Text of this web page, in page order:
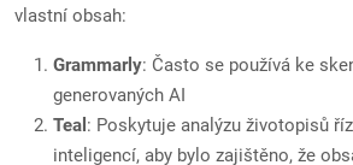
vlastní obsah:
Grammarly: Často se používá ke
generovaných AI
Teal : Poskytuje analýzu životopisů
inteligencí, aby bylo zajištěno, že